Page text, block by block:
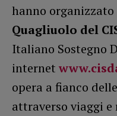
hanno
Quagliuolo del
Italiano Sostegno
internet
opera a fianco
attraverso viaggi